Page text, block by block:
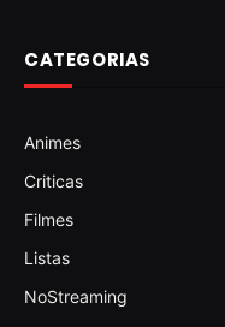
CATEGORIAS
Animes
Criticas
Filmes
Listas
NoStreaming